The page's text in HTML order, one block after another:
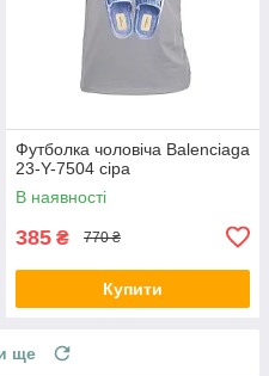
Футболка чоловіча Balenciaga
23-Y-7504 сіра
В наявності
385 ₴ 770 ₴
Купити
ще